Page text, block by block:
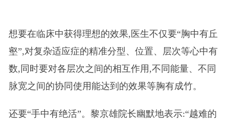
想要在临床中获得理想的效果,医生不仅要“胸中有丘
壑”,对复杂适应症的精准分型、位置、层次等心中有
数,同时要对各层次之间的相互作用,不同能量、不同
脉宽之间的协同使用能达到的效果等胸有成竹。
还要“手中有绝活”。黎京雄院长幽默地表示:“越难的